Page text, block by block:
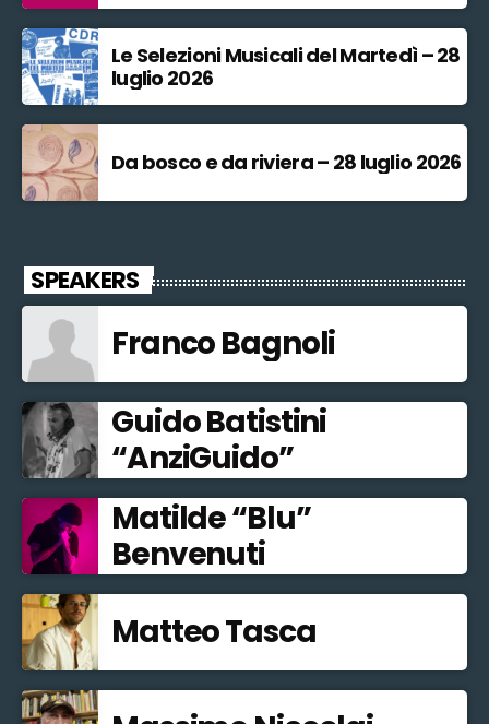
Le Selezioni Musicali del Martedì – 28
luglio 2026
Da bosco e da riviera – 28 luglio 2026
SPEAKERS
Franco Bagnoli
Guido Batistini
“AnziGuido”
Matilde “Blu”
Benvenuti
Matteo Tasca